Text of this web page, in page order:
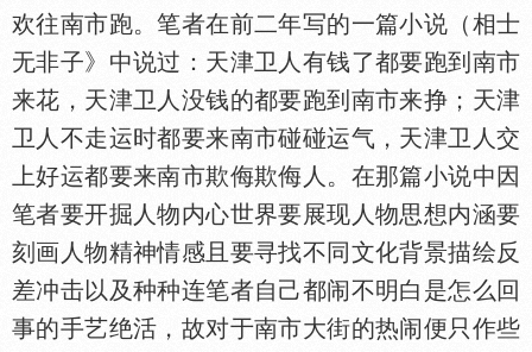
欢往南市跑。笔者在前二年写的一篇小说（相士
无非子》中说过：天津卫人有钱了都要跑到南市
来花，天津卫人没钱的都要跑到南市来挣；天津
卫人不走运时都要来南市碰碰运气，天津卫人交
上好运都要来南市欺侮欺侮人。在那篇小说中因
笔者要开掘人物内心世界要展现人物思想内涵要
刻画人物精神情感且要寻找不同文化背景描绘反
差冲击以及种种连笔者自己都闹不明白是怎么回
事的手艺绝活，故对于南市大街的热闹便只作些